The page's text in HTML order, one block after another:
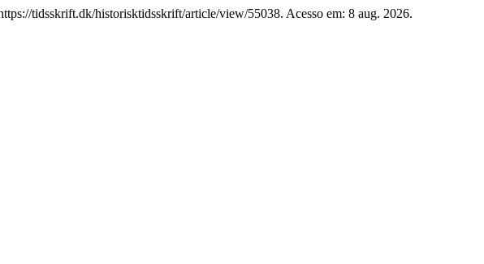
tidsskrift.dk/historisktidsskrift/article/view/55038. Acesso em: 8 aug. 2026.